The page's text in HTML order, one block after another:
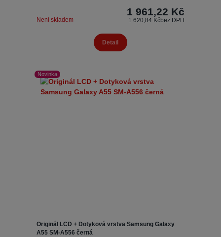
1 961,22 Kč
1 620,84 Kčbez DPH
Není skladem
Detail
Novinka
Originál LCD + Dotyková vrstva Samsung Galaxy
A55 SM-A556 černá